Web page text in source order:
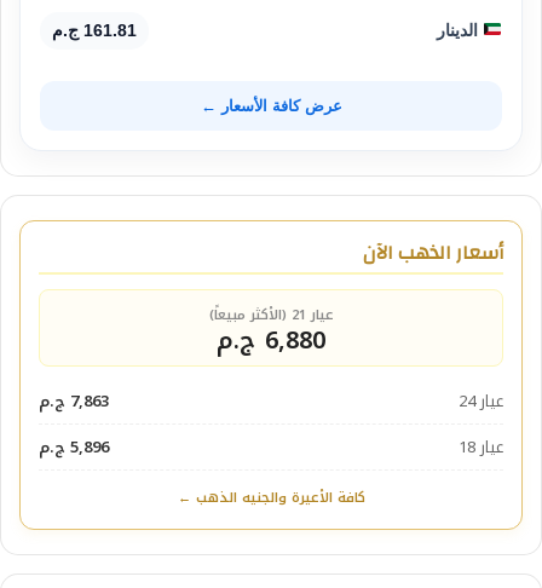
الدينار 161.81 ج.م
عرض كافة الأسعار ←
أسعار الذهب الآن
عيار 21 (الأكثر مبيعاً)
6,880 ج.م
عيار 24
7,863 ج.م
عيار 18
5,896 ج.م
كافة الأعيرة والجنيه الذهب ←